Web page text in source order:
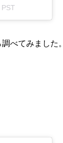
べてみました。